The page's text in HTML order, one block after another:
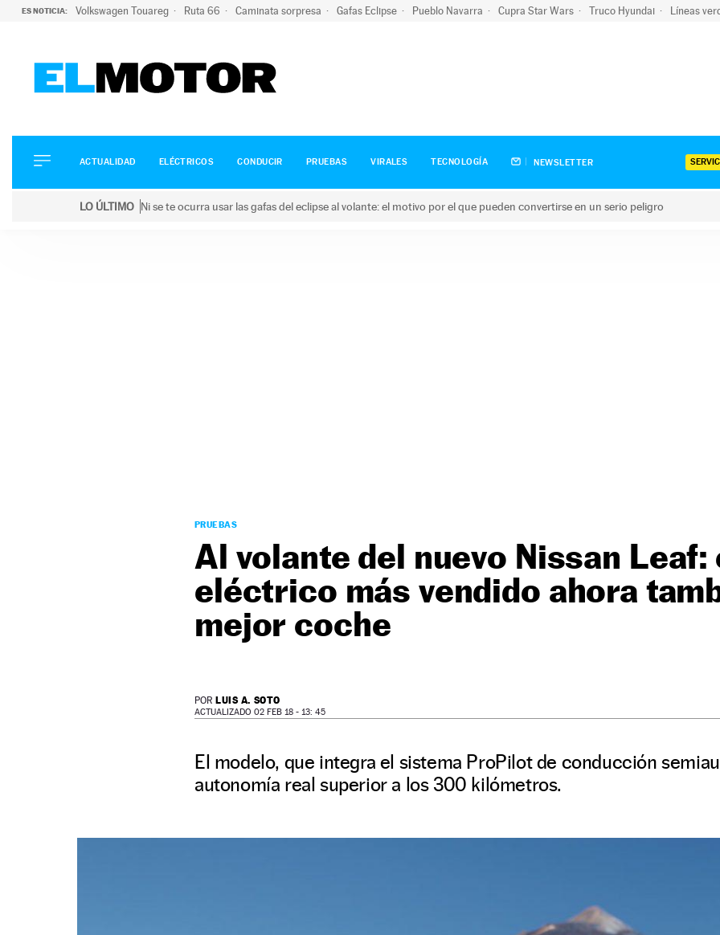
ES NOTICIA: Volkswagen Touareg Ruta 66 Caminata sorpresa Gafas Eclipse Pueblo Navarra Cupra Star Wars Truco Hyundai Líneas
ELÉCTRICOS
CONDUCIR
ACTUALIDAD ELÉCTRICOS CONDUCIR PRUEBAS VIRALES TECNOLOGÍA NEWSLETTER
LO ÚLTIMO Ni se te ocurra usar las gafas del eclipse al volante: el motivo por el que pueden convertirse en un serio peligro
PRUEBAS
Al volante del nuevo Nissan Leaf:
eléctrico más vendido ahora
mejor coche
POR LUIS A. SOTO
ACTUALIZADO 02 FEB 18 - 13: 45
El modelo, que integra el sistema ProPilot de conducción
autonomía real superior a los 300 kilómetros.